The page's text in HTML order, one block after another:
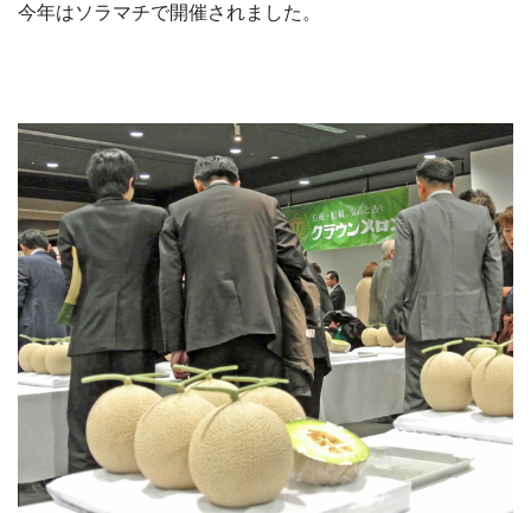
今年はソラマチで開催されました。